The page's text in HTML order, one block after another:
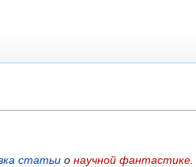
статьи о научной фантастике